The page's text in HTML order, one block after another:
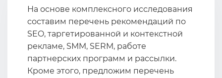
На основе комплексного исследования
составим перечень рекомендаций по
SEO, таргетированной и контекстной
рекламе, SMM, SERM, работе
партнерских программ и рассылки.
Кроме этого, предложим перечень